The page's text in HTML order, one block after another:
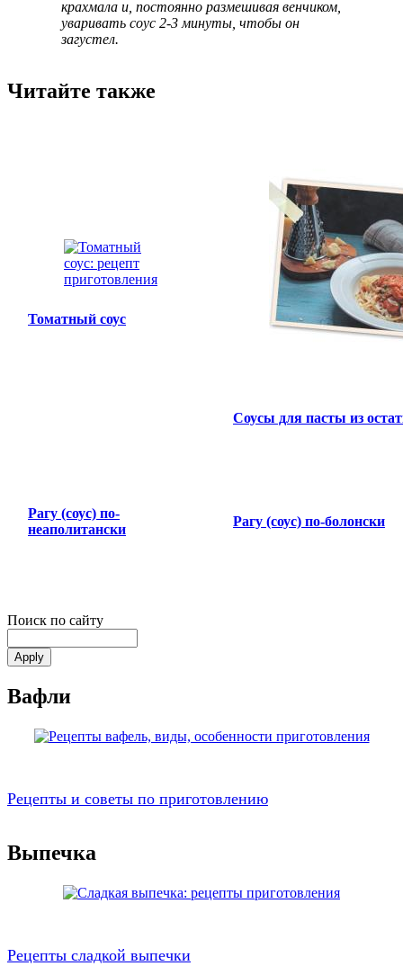
крахмала и, постоянно размешивая венчиком,
уваривать соус 2-3 минуты, чтобы он
загустел.
Читайте также
Томатный соус
Соусы для пасты из
Рагу (соус) по-
неаполитански
Рагу (соус) по-болонски
Поиск по сайту
Вафли
Рецепты и советы по приготовлению
Выпечка
Рецепты сладкой выпечки